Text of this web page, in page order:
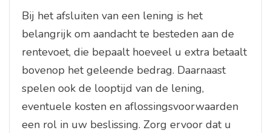
Bij het afsluiten van een lening is het
belangrijk om aandacht te besteden aan de
rentevoet, die bepaalt hoeveel u extra betaalt
bovenop het geleende bedrag. Daarnaast
spelen ook de looptijd van de lening,
eventuele kosten en aflossingsvoorwaarden
een rol in uw beslissing. Zorg ervoor dat u